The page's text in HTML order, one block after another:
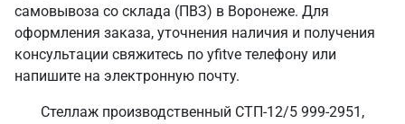
самовывоза со склада (ПВЗ) в Воронеже. Для
оформления заказа, уточнения наличия и получения
консультации свяжитесь по yfitve телефону или
напишите на электронную почту.
Стеллаж производственный СТП-12/5 999-2951,